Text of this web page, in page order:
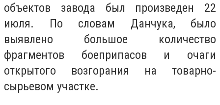
объектов завода был произведен 22
июля. По словам Данчука, было
выявлено большое количество
фрагментов боеприпасов и очаги
открытого возгорания на товарно-
сырьевом участке.